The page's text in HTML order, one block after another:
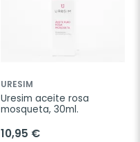
URESIM
Uresim aceite rosa
mosqueta, 30ml.
10,95 €